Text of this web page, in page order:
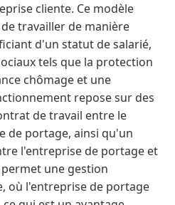
cliente. Ce modèle
travailler de manière
d'un statut de salarié,
tels que la protection
chômage et une
repose sur des
de travail entre le
de portage, ainsi qu'un
l'entreprise de portage et
une gestion
où l'entreprise de portage